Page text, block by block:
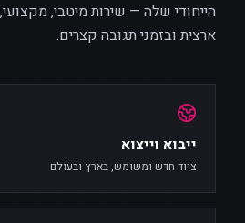
הייחודי שלה — שירות מיטבי,
ארצית ובזמני תגובה קצרים.
ייבוא וייצוא
ציוד חדש ומשומש, בארץ ובעולם